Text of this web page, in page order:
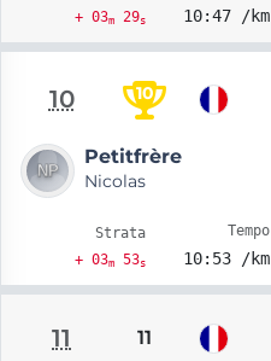
+ 03m29s 10:47 /km
10 10
Petitfrère
Nicolas
Strata
+ 03m53s
Tempo
10:53 /km
11 11